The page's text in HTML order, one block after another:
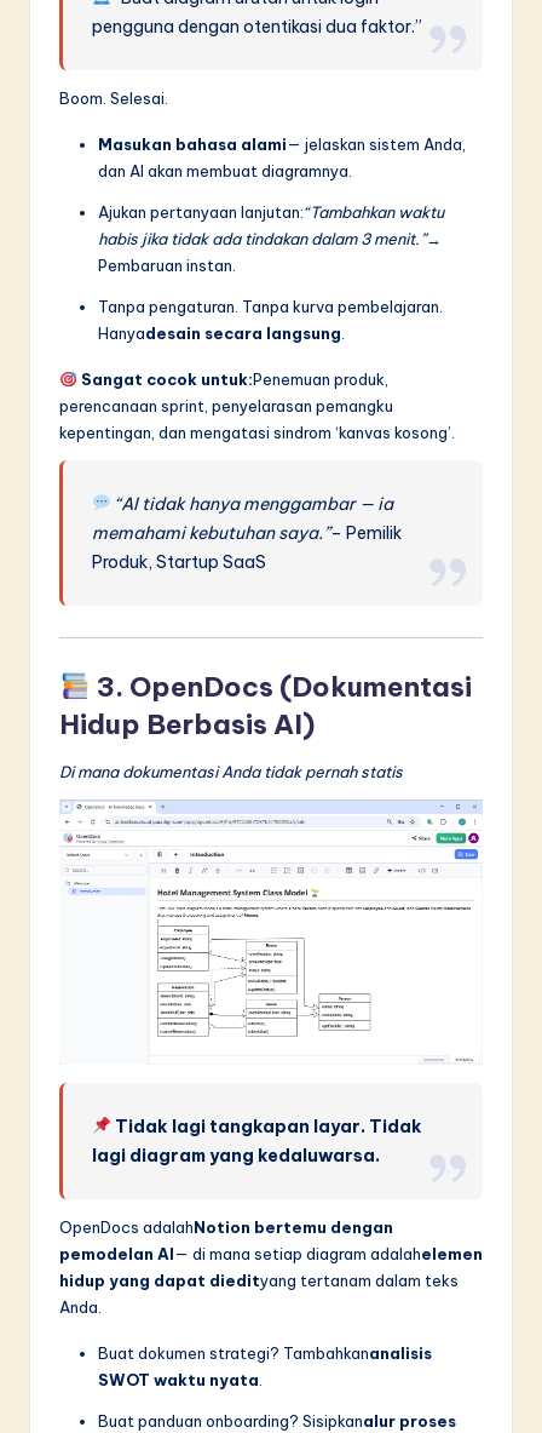
pengguna dengan otentikasi dua faktor.”
Boom. Selesai.
Masukan bahasa alami— jelaskan sistem Anda,
dan AI akan membuat diagramnya.
Ajukan pertanyaan lanjutan:“Tambahkan waktu
habis jika tidak ada tindakan dalam 3 menit.”→
Pembaruan instan.
Tanpa pengaturan. Tanpa kurva pembelajaran.
Hanyadesain secara langsung
Sangat cocok untuk:Penemuan produk,
perencanaan sprint, penyelarasan pemangku
kepentingan, dan mengatasi sindrom ‘kanvas kosong’.
“AI tidak hanya menggambar — ia
memahami kebutuhan saya.”– Pemilik
Produk, Startup SaaS
3. OpenDocs (Dokumentasi
Hidup Berbasis AI)
Di mana dokumentasi Anda tidak pernah statis
Tidak lagi tangkapan layar. Tidak
lagi diagram yang kedaluwarsa.
OpenDocs adalahNotion bertemu dengan
pemodelan AI— di mana setiap diagram adalahelemen
hidup yang dapat diedityang tertanam dalam teks
Anda.
Buat dokumen strategi? Tambahkananalisis
SWOT waktu nyata
Buat panduan onboarding? Sisipkanalur proses